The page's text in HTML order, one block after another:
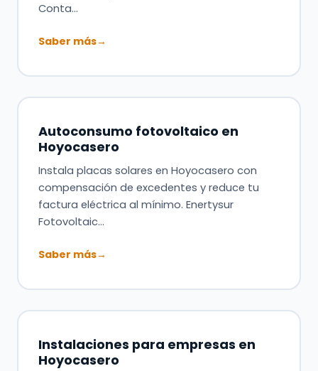
Conta…
Saber más→
Autoconsumo fotovoltaico en
Hoyocasero
Instala placas solares en Hoyocasero con
compensación de excedentes y reduce tu
factura eléctrica al mínimo. Enertysur
Fotovoltaic…
Saber más→
Instalaciones para empresas en
Hoyocasero